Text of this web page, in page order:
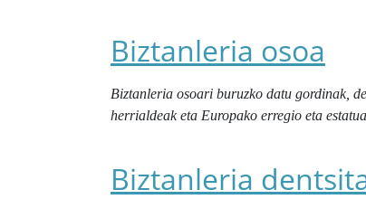
Biztanleria osoa
Biztanleria osoari buruzko datu gordinak,
herrialdeak eta Europako erregio eta
Biztanleria